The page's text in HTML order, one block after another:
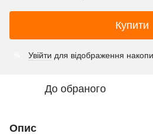
Купити
Увійти для відображення
До обраного
Опис